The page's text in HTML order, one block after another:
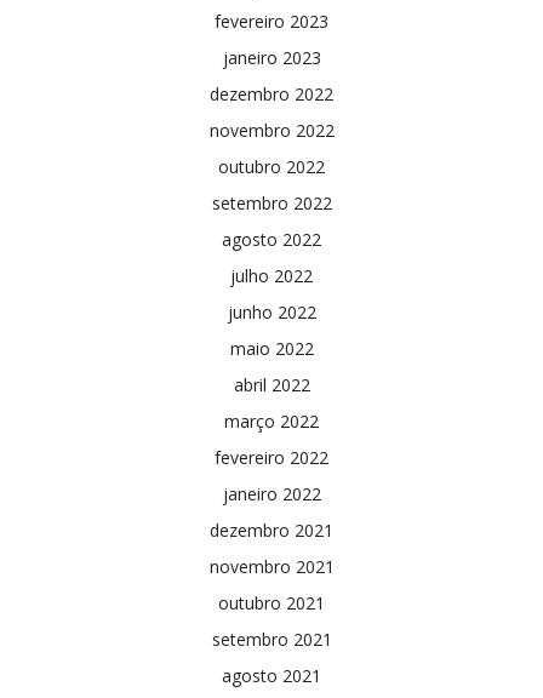
fevereiro 2023
janeiro 2023
dezembro 2022
novembro 2022
outubro 2022
setembro 2022
agosto 2022
julho 2022
junho 2022
maio 2022
abril 2022
março 2022
fevereiro 2022
janeiro 2022
dezembro 2021
novembro 2021
outubro 2021
setembro 2021
agosto 2021